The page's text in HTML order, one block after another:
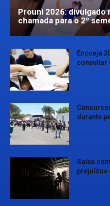
Prouni 2026: divulgado
chamada para o 2º
Encceja
consultar
durante
Saiba
prejuízos